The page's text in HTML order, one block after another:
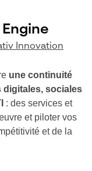
pour favoriser
outils intégrés
de
Innovation
une continuité
digitales, sociales
: ​des services et
et piloter vos
et de la